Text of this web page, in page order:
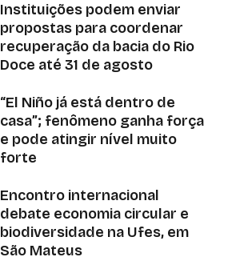
Instituições podem enviar
propostas para coordenar
recuperação da bacia do Rio
Doce até 31 de agosto
“El Niño já está dentro de
casa”; fenômeno ganha força
e pode atingir nível muito
forte
Encontro internacional
debate economia circular e
biodiversidade na Ufes, em
São Mateus